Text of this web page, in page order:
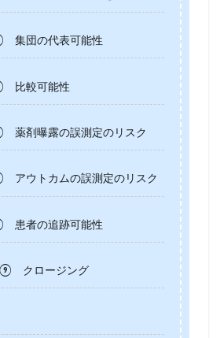
集団の代表可能性
比較可能性
薬剤曝露の誤測定のリスク
アウトカムの誤測定のリスク
患者の追跡可能性
⑨ クロージング